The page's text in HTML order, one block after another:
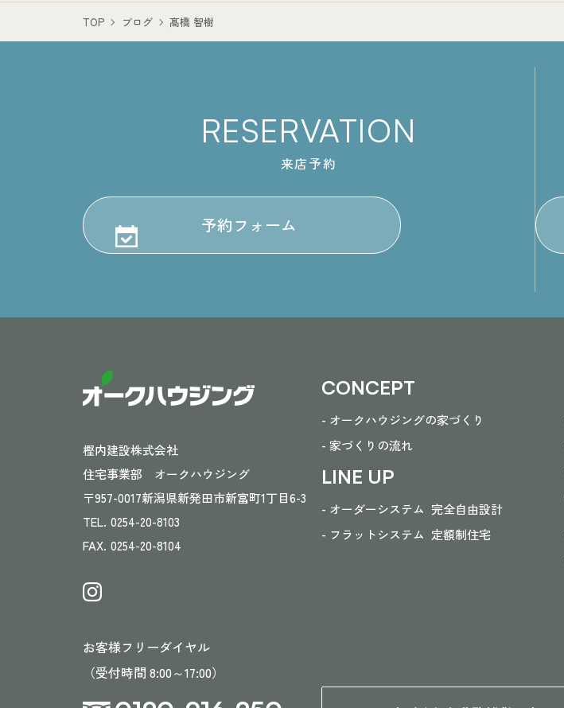
TOP ブログ 髙橋 智樹
RESERVATION
来店予約
予約フォーム
樫内建設株式会社
住宅事業部 オークハウジング
〒957-0017新潟県新発田市新富町1丁目6-3
TEL. 0254-20-8103
FAX. 0254-20-8104
お客様フリーダイヤル
（受付時間 8:00～17:00）
CONCEPT
- オークハウジングの家づくり
- 家づくりの流れ
LINE UP
- オーダーシステム 完全自由設計
- フラットシステム 定額制住宅